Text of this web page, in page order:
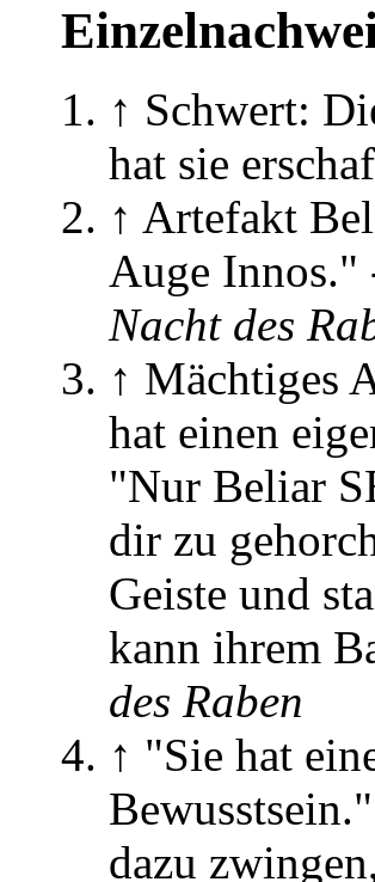
↑ Schwert:
hat sie
↑ Artefakt
Auge Innos."
Nacht des
↑ Mächtiges
hat einen
"Nur Beliar
dir zu
Geiste und
kann ihrem
des Raben
↑ "Sie hat
Bewusstsein."
dazu